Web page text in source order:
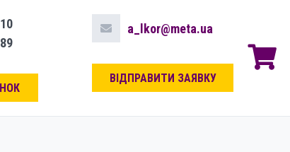
a_lkor@meta.ua
ВІДПРАВИТИ ЗАЯВКУ